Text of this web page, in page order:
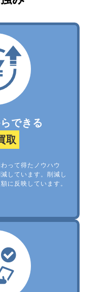
できる
取
って得たノウハウ
しています。削減し
に反映しています。